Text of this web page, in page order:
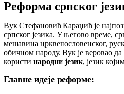
Реформа српског
Вук Стефановић Караџић је
српског језика. У његово време,
мешавина црквенословенског,
обичном народу. Вук је веровао
користи народни језик, језик
Главне идеје реформе: